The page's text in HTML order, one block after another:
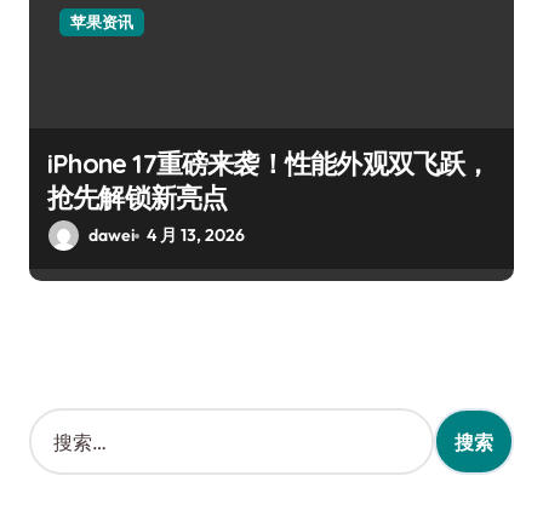
苹果资讯
iPhone 17重磅来袭！性能外观双飞跃，
抢先解锁新亮点
dawei 4 月 13, 2026
搜
索
：